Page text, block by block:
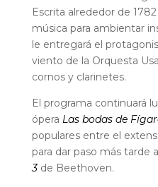
Escrita alrededor de
música para ambientar
le entregará el
viento de la Orquesta
cornos y clarinetes.
El programa continuará
ópera Las bodas de
populares entre el
para dar paso más tarde
3 de Beethoven.